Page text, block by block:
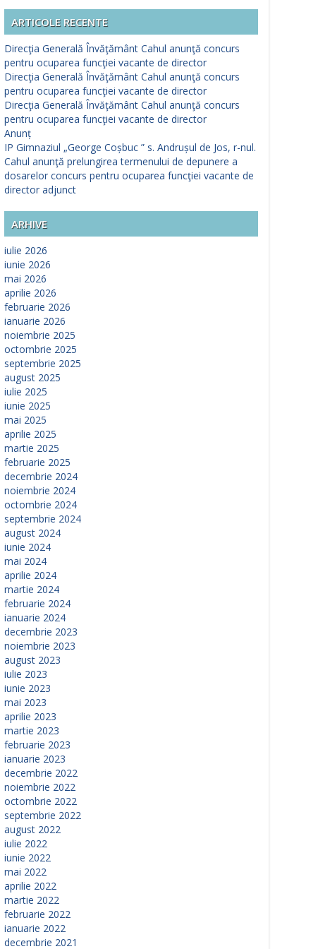
ARTICOLE RECENTE
Direcţia Generală Învăţământ Cahul anunţă concurs
pentru ocuparea funcţiei vacante de director
Direcţia Generală Învăţământ Cahul anunţă concurs
pentru ocuparea funcţiei vacante de director
Direcţia Generală Învăţământ Cahul anunţă concurs
pentru ocuparea funcţiei vacante de director
Anunț
IP Gimnaziul „George Coșbuc ” s. Andrușul de Jos, r-nul.
Cahul anunţă prelungirea termenului de depunere a
dosarelor concurs pentru ocuparea funcţiei vacante de
director adjunct
ARHIVE
iulie 2026
iunie 2026
mai 2026
aprilie 2026
februarie 2026
ianuarie 2026
noiembrie 2025
octombrie 2025
septembrie 2025
august 2025
iulie 2025
iunie 2025
mai 2025
aprilie 2025
martie 2025
februarie 2025
decembrie 2024
noiembrie 2024
octombrie 2024
septembrie 2024
august 2024
iunie 2024
mai 2024
aprilie 2024
martie 2024
februarie 2024
ianuarie 2024
decembrie 2023
noiembrie 2023
august 2023
iulie 2023
iunie 2023
mai 2023
aprilie 2023
martie 2023
februarie 2023
ianuarie 2023
decembrie 2022
noiembrie 2022
octombrie 2022
septembrie 2022
august 2022
iulie 2022
iunie 2022
mai 2022
aprilie 2022
martie 2022
februarie 2022
ianuarie 2022
decembrie 2021